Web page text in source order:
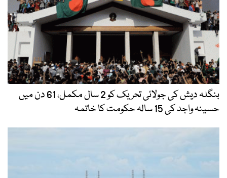
بنگلہ دیش کی جولائی تحریک کو 2 سال مکمل، 61 دن میں